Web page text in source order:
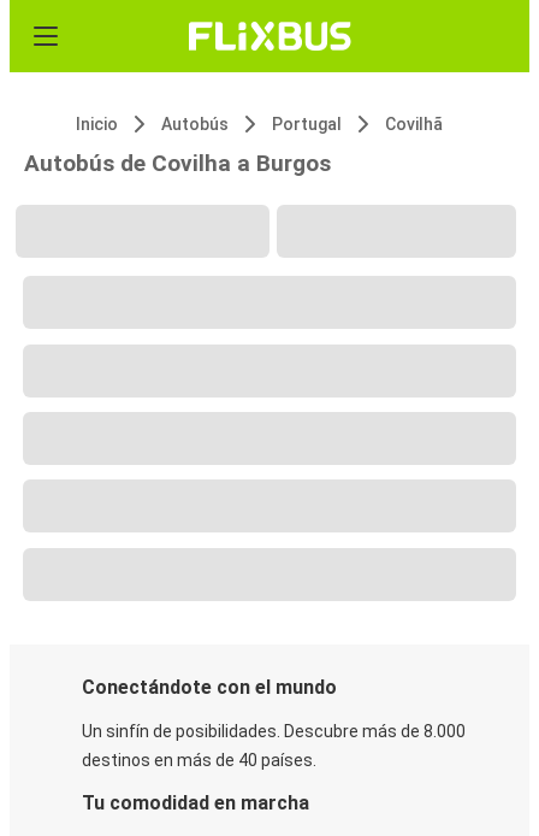
Inicio Autobús Portugal Covilhã
Autobús de Covilha a Burgos
Conectándote con el mundo
Un sinfín de posibilidades. Descubre más de 8.000
destinos en más de 40 países.
Tu comodidad en marcha